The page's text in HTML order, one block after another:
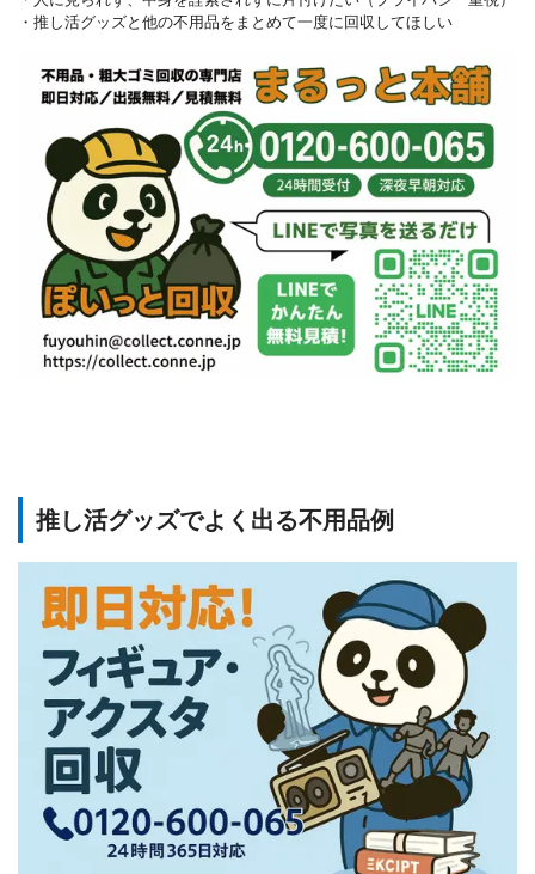
・推し活グッズと他の不用品をまとめて一度に回収してほしい
推し活グッズでよく出る不用品例